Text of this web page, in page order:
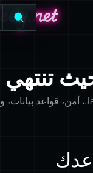
تنتهي